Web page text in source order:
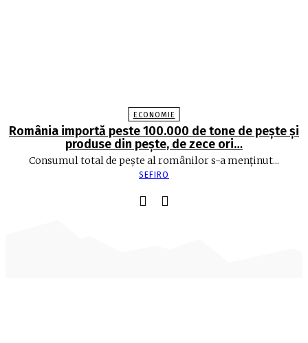
ECONOMIE
România importă peste 100.000 de tone de peşte şi
produse din peşte, de zece ori…
Consumul total de peşte al ro­mâ­nilor s-a menţinut...
SEFIRO